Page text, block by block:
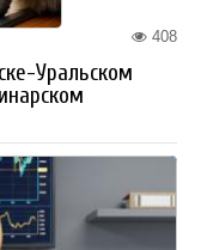
408
Уральском